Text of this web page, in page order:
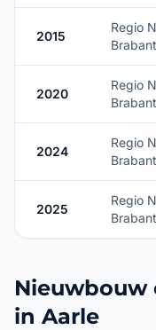
2015
Regio
Brabant
2020
Regio
Brabant
2024
Regio
Brabant
2025
Regio
Brabant
in Aarle